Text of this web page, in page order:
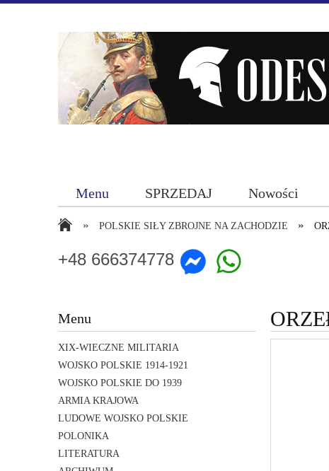
Menu SPRZEDAJ Nowości
» POLSKIE SIŁY ZBROJNE NA ZACHODZIE »
+48 666374778
Menu
XIX-WIECZNE MILITARIA
WOJSKO POLSKIE 1914-1921
WOJSKO POLSKIE DO 1939
ARMIA KRAJOWA
LUDOWE WOJSKO POLSKIE
POLONIKA
LITERATURA